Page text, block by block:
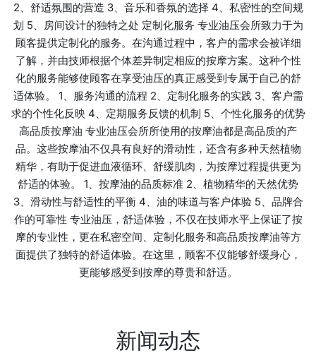
2、舒适氛围的营造 3、音乐和香氛的选择 4、私密性的空间规
划 5、房间设计的独特之处 定制化服务 专业油压会所致力于为
顾客提供定制化的服务。在沟通过程中，客户的需求会被详细
了解，并由技师根据个体差异制定相应的按摩方案。这种个性
化的服务能够使顾客在享受油压的真正感受到专属于自己的舒
适体验。 1、服务沟通的流程 2、定制化服务的实践 3、客户需
求的个性化反映 4、定期服务反馈的机制 5、个性化服务的优势
高品质按摩油 专业油压会所所使用的按摩油都是高品质的产
品。这些按摩油不仅具有良好的滑动性，还含有多种天然植物
精华，有助于促进血液循环、舒缓肌肉，为按摩过程提供更为
舒适的体验。 1、按摩油的品质标准 2、植物精华的天然优势
3、滑动性与舒适性的平衡 4、油的味道与客户体验 5、品牌合
作的可靠性 专业油压，舒适体验，不仅在技师水平上保证了按
摩的专业性，更在私密空间、定制化服务和高品质按摩油等方
面提供了独特的舒适体验。在这里，顾客不仅能够舒缓身心，
更能够感受到按摩的尊贵和舒适。
新闻动态